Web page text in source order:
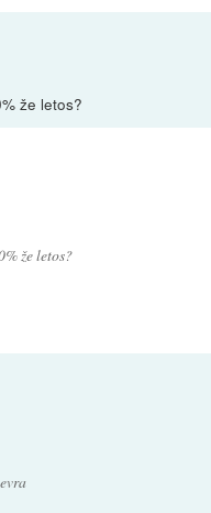
že letos?
že letos?